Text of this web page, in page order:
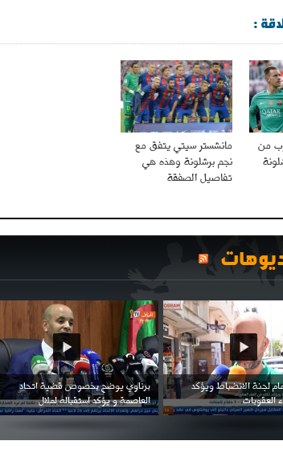
:
من
مانشستر سيتي يتفق مع
نجم برشلونة وهذه هي
تفاصيل الصفقة
يصاب على مستوى كتفه
بن زيمة ... كرم كروي قابله لإنتقام عرقي .